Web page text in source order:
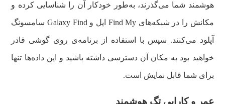
هوشمند شما می‌گذرند، به‌طور خودکار آن را شناسایی کرده و
مکانش را در شبکه‌های Find My اپل و Galaxy Find سامسونگ
آپلود می‌کنند. سپس با استفاده از برنامه‌ی روی گوشی قادر
خواهید بود به مکان آن دسترسی داشته باشید و این داده‌ها تنها
برای شما قابل نمایش است.
عمر و کارایی تگ هوشمند